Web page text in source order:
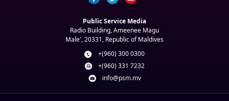
Public Service Media
Radio Building, Ameenee Magu
Male', 20331, Republic of Maldives
+(960) 300 0300
+(960) 331 7232
info@psm.mv